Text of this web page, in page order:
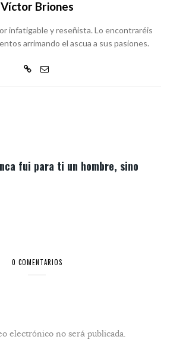
Víctor Briones
infatigable y reseñista. Lo encontraréis
arrimando el ascua a sus pasiones.
fui para ti un hombre, sino
0 COMENTARIOS
electrónico no será publicada.